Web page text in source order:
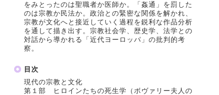
をみとったのは聖職者か医師か。「姦通」を罰した
のは宗教か民法か。政治との緊密な関係を解かれ、
宗教が文化へと接近していく過程を鋭利な作品分析
を通して描き出す。宗教社会学、歴史学、法学との
対話から導かれる「近代ヨーロッパ」の批判的考
察。
目次
現代の宗教と文化
第１部 ヒロインたちの死生学（ボヴァリー夫人の